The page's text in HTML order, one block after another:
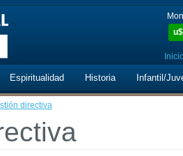
u$
Espiritualidad Historia Infantil/
directiva